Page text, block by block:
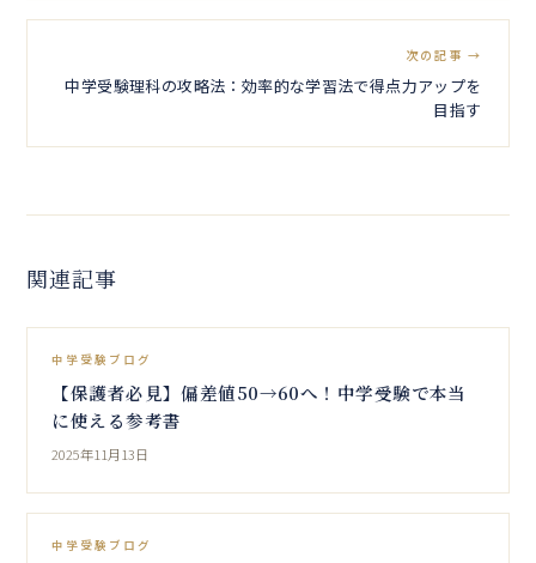
次の記事 →
中学受験理科の攻略法：効率的な学習法で得点力アップを
目指す
関連記事
中学受験ブログ
【保護者必見】偏差値50→60へ！中学受験で本当
に使える参考書
2025年11月13日
中学受験ブログ